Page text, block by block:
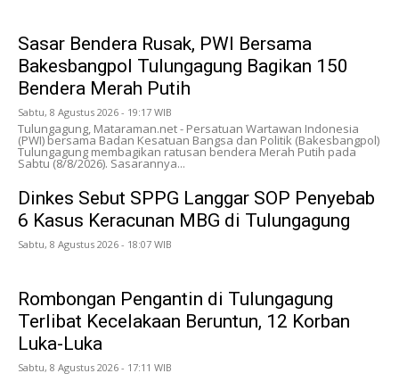
Sasar Bendera Rusak, PWI Bersama
Bakesbangpol Tulungagung Bagikan 150
Bendera Merah Putih
Sabtu, 8 Agustus 2026 - 19:17 WIB
Tulungagung, Mataraman.net - Persatuan Wartawan Indonesia
(PWI) bersama Badan Kesatuan Bangsa dan Politik (Bakesbangpol)
Tulungagung membagikan ratusan bendera Merah Putih pada
Sabtu (8/8/2026). Sasarannya...
Dinkes Sebut SPPG Langgar SOP Penyebab
6 Kasus Keracunan MBG di Tulungagung
Sabtu, 8 Agustus 2026 - 18:07 WIB
Rombongan Pengantin di Tulungagung
Terlibat Kecelakaan Beruntun, 12 Korban
Luka-Luka
Sabtu, 8 Agustus 2026 - 17:11 WIB